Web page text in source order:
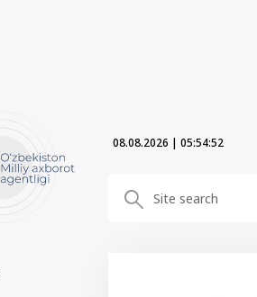
08.08.2026 | 05:54:53